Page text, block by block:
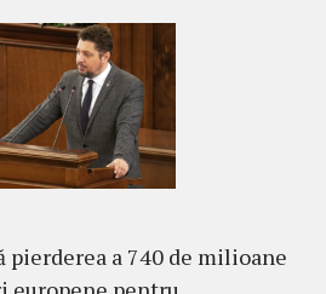
pierderea a 740 de milioane